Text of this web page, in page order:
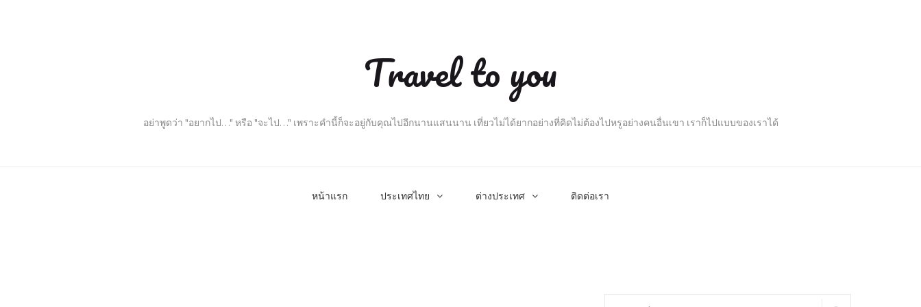
Travel to you
อย่าพูดว่า "อยากไป…" หรือ "จะไป…" เพราะคำนี้ก็จะอยู่กับคุณไปอีกนานแสนนาน เที่ยวไม่ได้ยากอย่างที่คิดไม่ต้องไปหรูอย่างคนอื่นเขา เราก็ไปแบบของเราได้
หน้าแรก ประเทศไทย ต่างประเทศ ติดต่อเรา